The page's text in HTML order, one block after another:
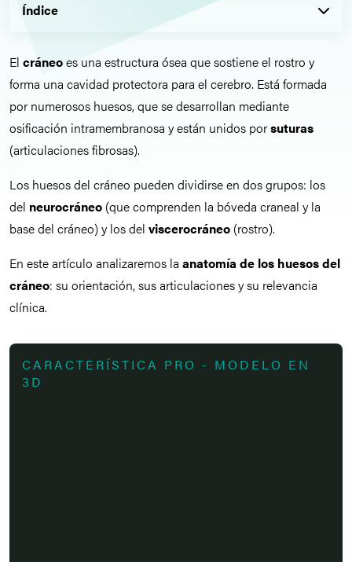
Índice
El cráneoes una estructura ósea que sostiene el rostro y
forma una cavidad protectora para el cerebro. Está formada
por numerosos huesos, que se desarrollan mediante
osificación intramembranosa y están unidos porsuturas
(articulaciones fibrosas).
Los huesos del cráneo pueden dividirse en dos grupos: los
del neurocráneo (que comprenden la bóveda craneal y la
base del cráneo) y los del viscerocráneo (rostro).
En este artículo analizaremos la anatomía de los huesos del
cráneo: su orientación, sus articulaciones y su relevancia
clínica.
CARACTERÍSTICA PRO - MODELO EN
3D